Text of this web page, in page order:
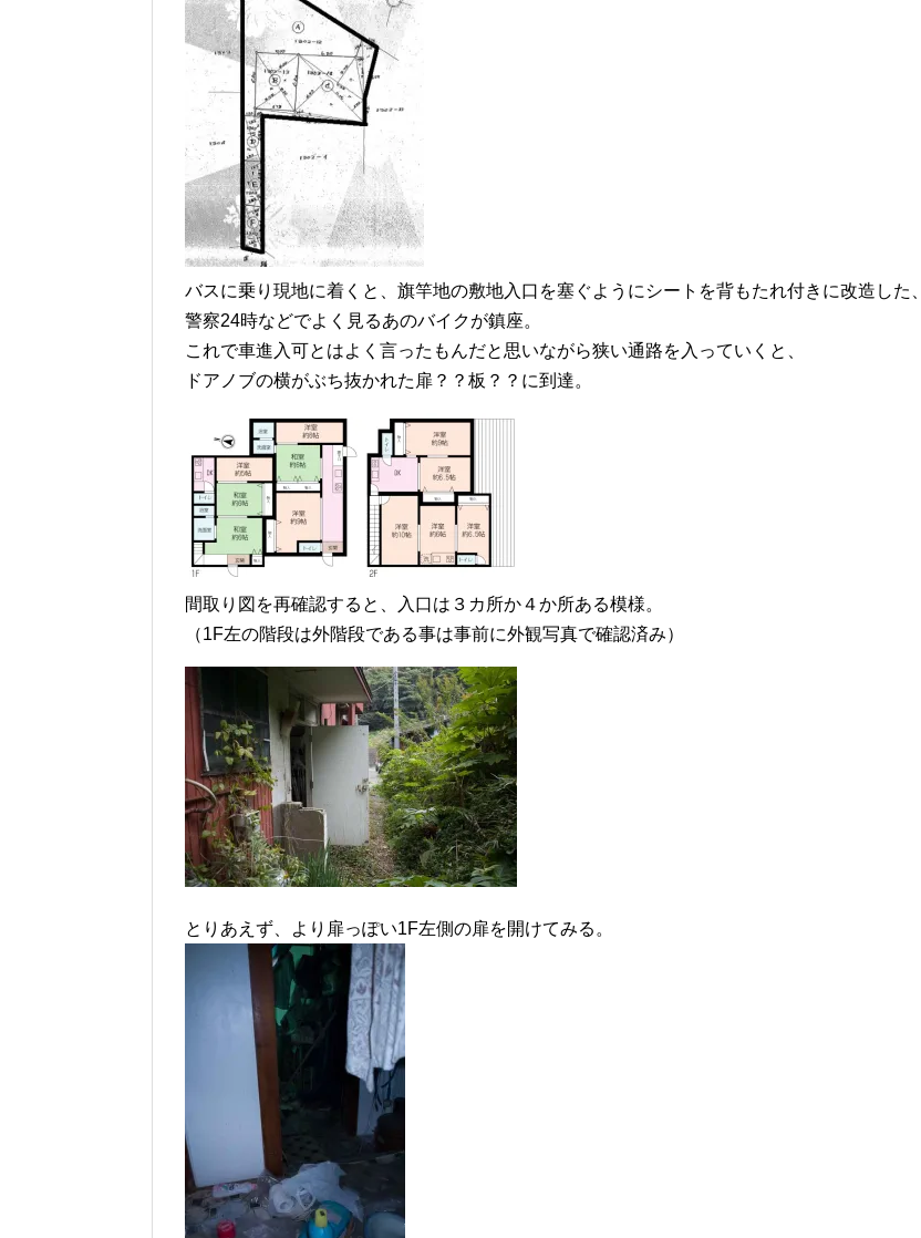
バスに乗り現地に着くと、旗竿地の敷地入口を塞ぐようにシートを背もたれ付きに改造した、
警察24時などでよく見るあのバイクが鎮座。
これで車進入可とはよく言ったもんだと思いながら狭い通路を入っていくと、
ドアノブの横がぶち抜かれた扉？？板？？に到達。
間取り図を再確認すると、入口は３カ所か４か所ある模様。
（1F左の階段は外階段である事は事前に外観写真で確認済み）
とりあえず、より扉っぽい1F左側の扉を開けてみる。